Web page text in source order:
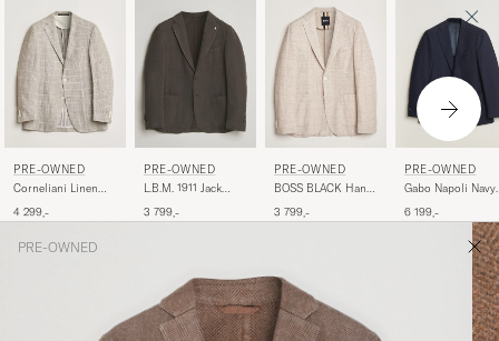
PRE-OWNED
Corneliani Linen
Check 48
4 299,-
PRE-OWNED
L.B.M. 1911 Jack
Structured Cotton
3 799,-
PRE-OWNED
BOSS BLACK Hanry
Patch Pocket Blazer
3 799,-
PRE-OWNED
Gabo Napoli Navy
Blazer 50
6 199,-
PRE-OWNED